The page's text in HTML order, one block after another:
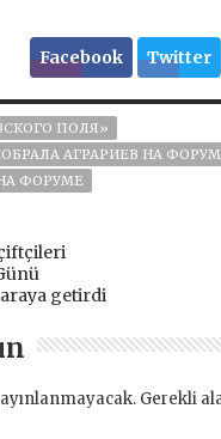
Facebook Twitter
ПОЛЯ»
АГРАРИЕВ НА
ФОРУМЕ
getirdi
Gerekli